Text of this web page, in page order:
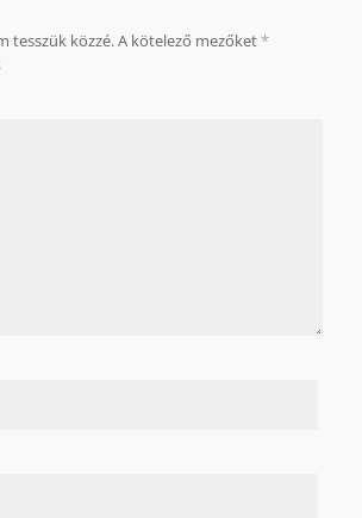
tesszük közzé.A kötelező mezőket*